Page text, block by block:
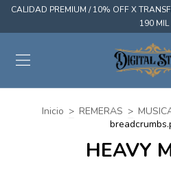
CALIDAD PREMIUM / 10% OFF X
190 MIL
Inicio > REMERAS >
HEAVY